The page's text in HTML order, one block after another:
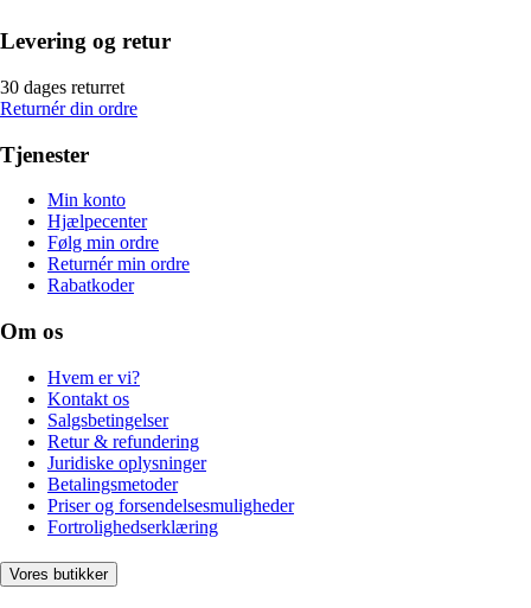
Levering og retur
30 dages returret
Returnér din ordre
Tjenester
Min konto
Hjælpecenter
Følg min ordre
Returnér min ordre
Rabatkoder
Om os
Hvem er vi?
Kontakt os
Salgsbetingelser
Retur & refundering
Juridiske oplysninger
Betalingsmetoder
Priser og forsendelsesmuligheder
Fortrolighedserklæring
Vores butikker